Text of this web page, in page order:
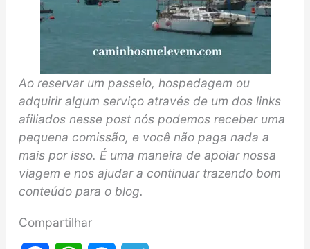
Ao reservar um passeio, hospedagem ou
adquirir algum serviço através de um dos links
afiliados nesse post nós podemos receber uma
pequena comissão, e você não paga nada a
mais por isso. É uma maneira de apoiar nossa
viagem e nos ajudar a continuar trazendo bom
conteúdo para o blog.
Compartilhar